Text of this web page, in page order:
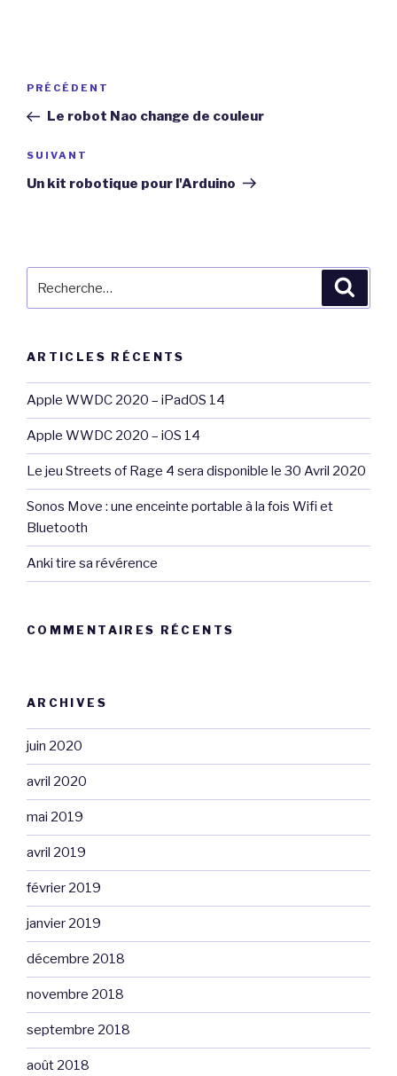
Navigation
l’article
Article
précédent
PRÉCÉDENT
Le robot Nao change de couleur
Article
suivant
SUIVANT
Un kit robotique pour l'Arduino
pour
ARTICLES RÉCENTS
Apple WWDC 2020 – iPadOS 14
Apple WWDC 2020 – iOS 14
Le jeu Streets of Rage 4 sera disponible le 30 Avril 2020
Sonos Move : une enceinte portable à la fois Wifi et
Bluetooth
Anki tire sa révérence
COMMENTAIRES RÉCENTS
ARCHIVES
juin 2020
avril 2020
mai 2019
avril 2019
février 2019
janvier 2019
décembre 2018
novembre 2018
septembre 2018
août 2018